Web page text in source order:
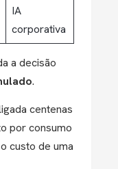
IA
corporativa
a decisão
.
centenas
por consumo
custo de uma